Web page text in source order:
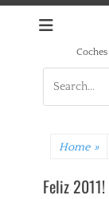
for:
Home »
Feliz 2011!